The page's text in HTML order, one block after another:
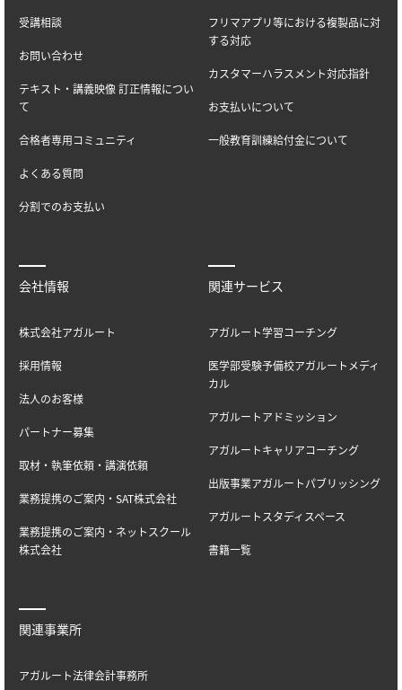
受講相談
お問い合わせ
テキスト・講義映像 訂正情報につい
て
合格者専用コミュニティ
よくある質問
分割でのお支払い
フリマアプリ等における複製品に対
する対応
カスタマーハラスメント対応指針
お支払いについて
一般教育訓練給付金について
会社情報
株式会社アガルート
採用情報
法人のお客様
パートナー募集
取材・執筆依頼・講演依頼
業務提携のご案内・SAT株式会社
業務提携のご案内・ネットスクール
株式会社
関連サービス
アガルート学習コーチング
医学部受験予備校アガルートメディ
カル
アガルートアドミッション
アガルートキャリアコーチング
出版事業アガルートパブリッシング
アガルートスタディスペース
書籍一覧
関連事業所
アガルート法律会計事務所